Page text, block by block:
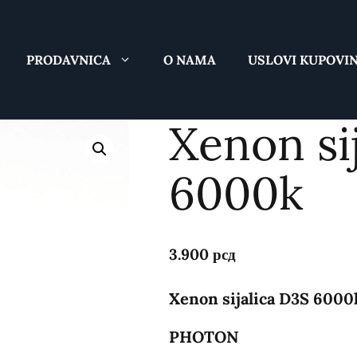
PRODAVNICA O NAMA USLOVI
Xenon
6000k
3.900 рсд
Xenon sijalica D3S
PHOTON